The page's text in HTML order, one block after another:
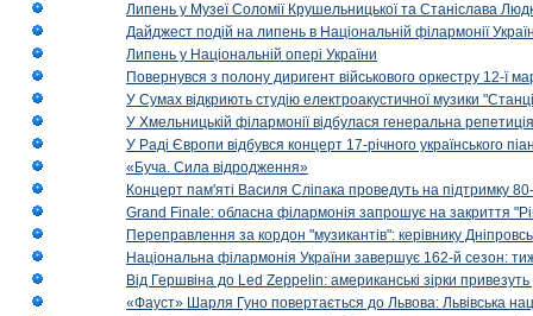
Липень у Музеї Соломії Крушельницької та Станіслава
Дайджест подій на липень в Національній філармонії
Липень у Національній опері України
Повернувся з полону диригент військового оркестру 12-ї
У Сумах відкриють студію електроакустичної музики
У Хмельницькій філармонії відбулася генеральна
У Раді Європи відбувся концерт 17-річного українського
«Буча. Сила відродження»
Концерт пам'яті Василя Сліпака проведуть на підтримку
Grand Finale: обласна філармонія запрошує на закриття
Переправлення за кордон "музикантів": керівнику
Національна філармонія України завершує 162-й сезон:
Від Гершвіна до Led Zeppelin: американські зірки
«Фауст» Шарля Гуно повертається до Львова: Львівська